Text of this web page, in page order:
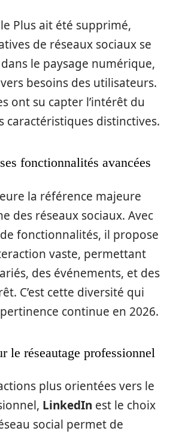
Plus ait été supprimé,
de réseaux sociaux se
le paysage numérique,
besoins des utilisateurs.
ont su capter l’intérêt du
caractéristiques distinctives.
fonctionnalités avancées
la référence majeure
des réseaux sociaux. Avec
fonctionnalités, il propose
vaste, permettant
des événements, et des
C’est cette diversité qui
continue en 2026.
le réseautage professionnel
plus orientées vers le
LinkedIn est le choix
social permet de